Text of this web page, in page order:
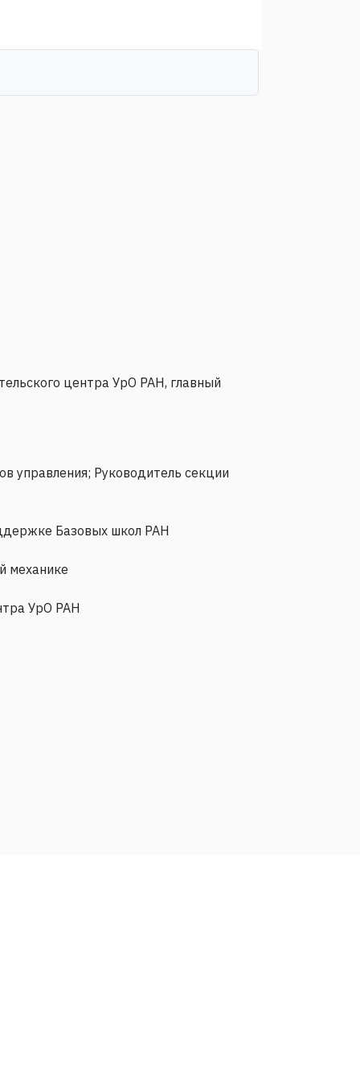
центра УрО РАН, главный
управления; Руководитель секции
Базовых школ РАН
механике
УрО РАН